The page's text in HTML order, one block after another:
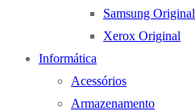
Samsung Original
Xerox Original
Informática
Acessórios
Armazenamento